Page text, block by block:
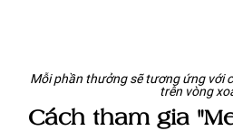
Mỗi phần thưởng sẽ tương ứng với
trên vòng
Cách tham gia